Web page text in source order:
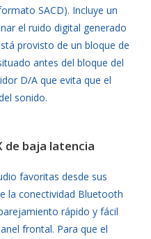
SACD). Incluye un
el ruido digital generado
provisto de un bloque de
antes del bloque del
D/A que evita que el
sonido.
de baja latencia
favoritas desde sus
la conectividad Bluetooth
rápido y fácil
frontal. Para que el